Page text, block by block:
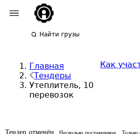
Найти грузы
Главная
Тендеры
Утеплитель, 10
перевозок
Как
Тендер отменён Несколько поставщиков Только